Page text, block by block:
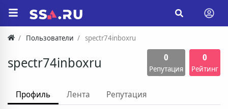
Пользователи spectr74inboxru
spectr74inboxru 0
Репутация
0
Рейтинг
Профиль Лента Репутация